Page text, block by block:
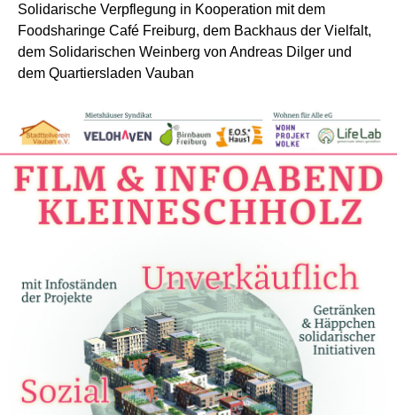
Solidarische Verpflegung in Kooperation mit dem
Foodsharinge Café Freiburg, dem Backhaus der Vielfalt,
dem Solidarischen Weinberg von Andreas Dilger und
dem Quartiersladen Vauban